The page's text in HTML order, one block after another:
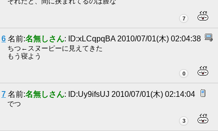
7
6 名前:名無しさん: ID:xLCqpqBA 2010/07/01(木) 02:04:38
ちつ←スヌーピーに見えてきた
もう寝よう
0
7 名前:名無しさん: ID:Uy9ifsUJ 2010/07/01(木) 02:14:04
でつ
3